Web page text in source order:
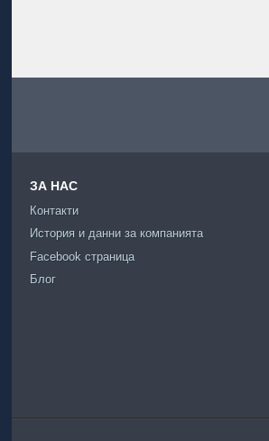
ЗА НАС
Контакти
История и данни за компанията
Facebook страница
Блог